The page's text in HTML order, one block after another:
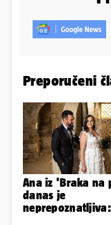
Preporučeni
Ana iz 'Braka na
danas je
neprepoznatljiva: